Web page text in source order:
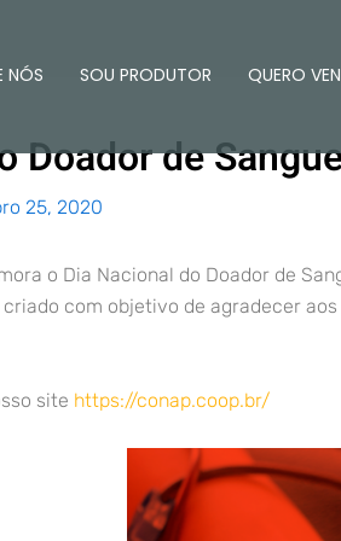
NÓS SOU PRODUTOR QUERO
Doador de
25, 2020
o Dia Nacional do Doador de
criado com objetivo de agradecer
site https://conap.coop.br/